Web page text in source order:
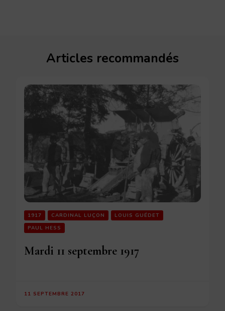
Articles recommandés
1917 CARDINAL LUÇON
LOUIS GUÉDET
PAUL HESS
Mardi 11 septembre 1917
11 SEPTEMBRE 2017